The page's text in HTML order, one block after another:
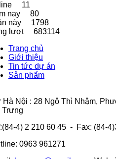
11
nay 80
này 1798
lượt 683114
Trang chủ
Giới thiệu
Tin tức dự án
Sản phẩm
Hà Nội : 28 Ngô Thì Nhậm,
Trưng
4) 2 210 60 45 - Fax: (84-
0963 961271